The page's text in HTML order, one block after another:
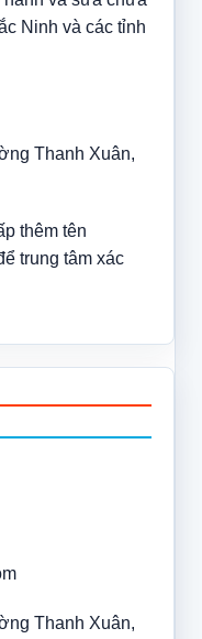
Ninh và các tỉnh
Thanh Xuân,
thêm tên
trung tâm xác
Thanh Xuân,